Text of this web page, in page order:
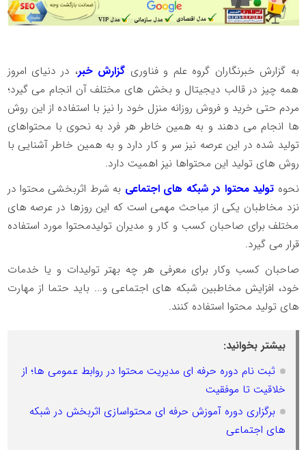
به گزارش خبرنگاران گروه علم و فناوری گزارش خبر، در دنیای امروز
همه چیز در قالب دیجیتال و بخش های مختلف آن انجام می گیرد؛
مردم حتی خرید و فروش روزانه منزل خود را نیز با استفاده از این روش
ها انجام می دهند و به همین خاطر هر فرد به نحوی با محتواهای
تولید شده در این عرصه نیز سر و کار دارد و به همین خاطر آشنایی با
روش های تولید این محتواها نیز اهمیت دارد.
نحوه تولید محتوا در شبکه های اجتماعی به شرط اثربخشی محتوا در
نزد مخاطبان یکی از مباحث مهمی است که این روزها در عرصه های
مختلف برای صاحبان کسب و کار و مدیران تولیدمحتوا مورد استفاده
قرار می گیرد.
صاحبان کسب وکار برای معرفی هر چه بهتر تولیدات و یا خدمات
خود، افزایش مخاطبین شبکه های اجتماعی و... باید حتما از مهارت
های تولید محتوا استفاده کنند.
بیشتر بخوانید:
ثبت نام دوره حرفه ای مدیریت محتوا در روابط عمومی ها؛ از
خلاقیت تا موفقیت
برگزاری دوره آموزش حرفه ای محتواسازی اثربخش در شبکه
های اجتماعی